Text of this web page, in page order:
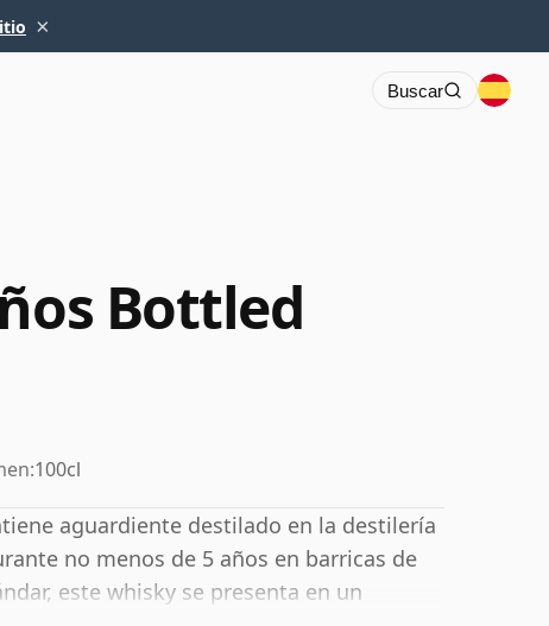
×
Buscar
Bottled
100cl
aguardiente destilado en la destilería
no menos de 5 años en barricas de
este whisky se presenta en un